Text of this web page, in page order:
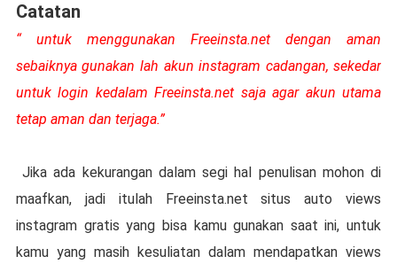
Catatan
“ untuk menggunakan Freeinsta.net dengan aman
sebaiknya gunakan lah akun instagram cadangan, sekedar
untuk login kedalam Freeinsta.net saja agar akun utama
tetap aman dan terjaga.”
Jika ada kekurangan dalam segi hal penulisan mohon di
maafkan, jadi itulah Freeinsta.net situs auto views
instagram gratis yang bisa kamu gunakan saat ini, untuk
kamu yang masih kesuliatan dalam mendapatkan views